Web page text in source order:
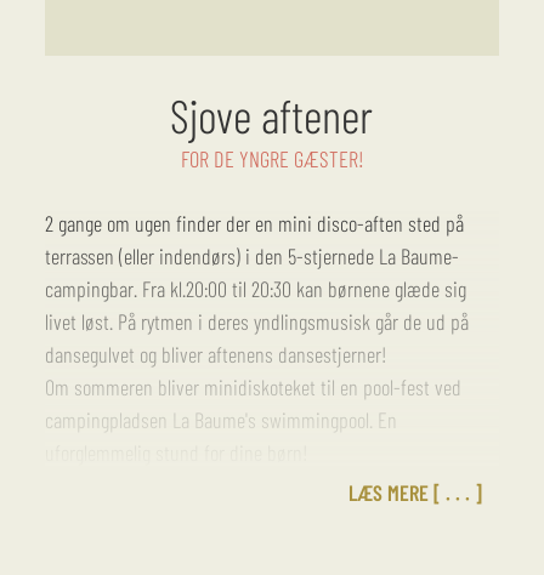
Sjove aftener
FOR DE YNGRE GÆSTER!
2 gange om ugen finder der en mini disco-aften sted på
terrassen (eller indendørs) i den 5-stjernede La Baume-
campingbar. Fra kl.20:00 til 20:30 kan børnene glæde sig
livet løst. På rytmen i deres yndlingsmusisk går de ud på
dansegulvet og bliver aftenens dansestjerner!
Om sommeren bliver minidiskoteket til en pool-fest ved
campingpladsen La Baume's swimmingpool. En
LÆS MERE